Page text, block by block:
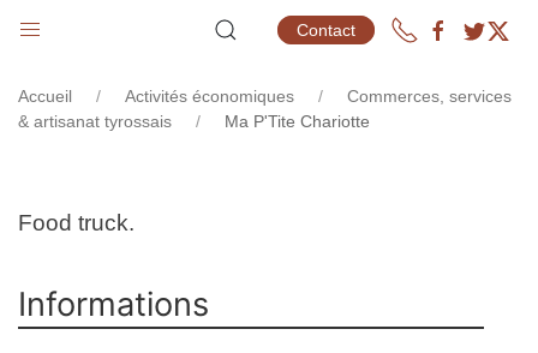
Contact
MA P'TITE CHARIOTTE
Accueil Activités économiques
Commerces, services
& artisanat tyrossais
Ma P'Tite Chariotte
Food truck.
Informations